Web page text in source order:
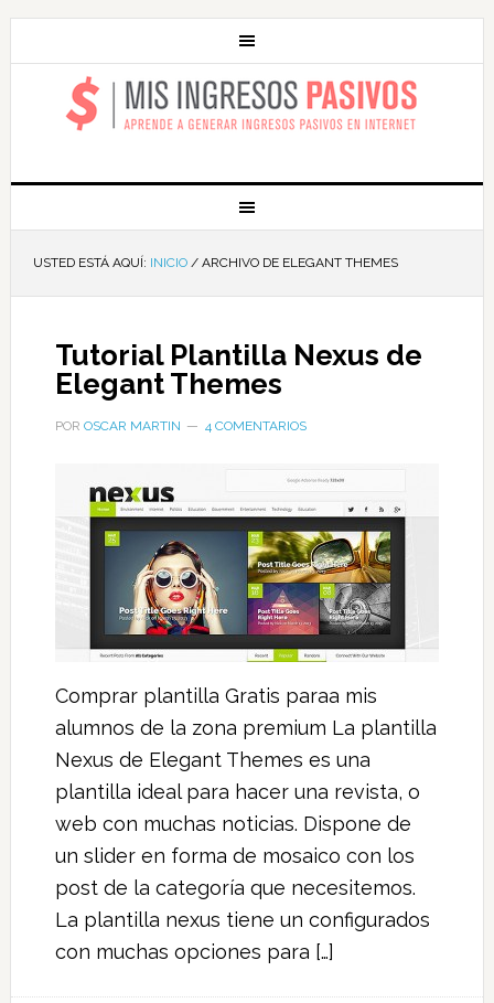
MIS INGRESOS
PASIVOS
USTED ESTÁ AQUÍ: INICIO /ARCHIVO DE ELEGANT THEMES
Tutorial Plantilla Nexus de
Elegant Themes
POR OSCAR MARTIN 4 COMENTARIOS
Comprar plantilla Gratis paraa mis
alumnos de la zona premium La plantilla
Nexus de Elegant Themes es una
plantilla ideal para hacer una revista, o
web con muchas noticias. Dispone de
un slider en forma de mosaico con los
post de la categoría que necesitemos.
La plantilla nexus tiene un configurados
con muchas opciones para […]